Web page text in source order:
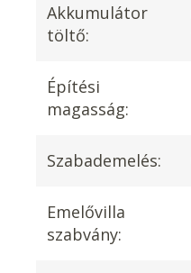
Akkumulátor
töltő:
Építési
magasság:
Szabademelés:
Emelővilla
szabvány: